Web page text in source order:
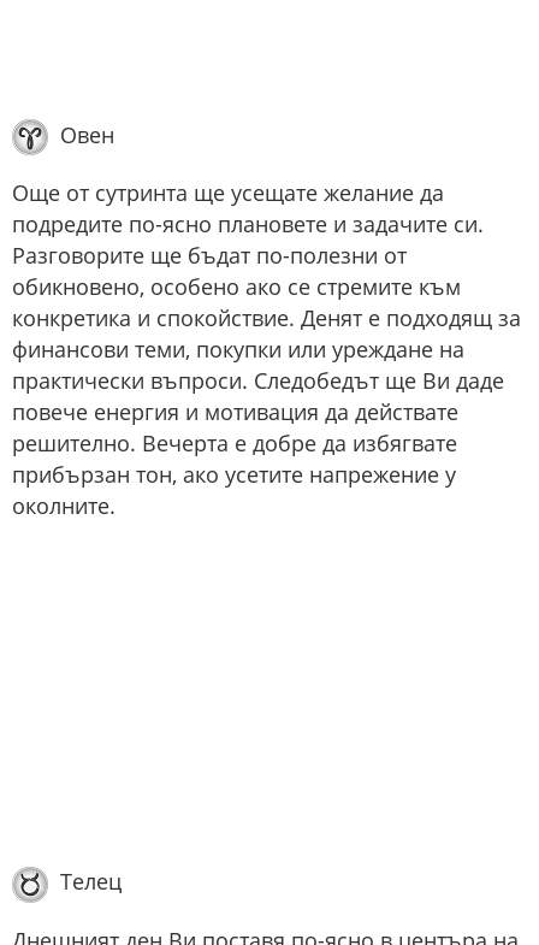
Овен
Още от сутринта ще усещате желание да
подредите по-ясно плановете и задачите си.
Разговорите ще бъдат по-полезни от
обикновено, особено ако се стремите към
конкретика и спокойствие. Денят е подходящ за
финансови теми, покупки или уреждане на
практически въпроси. Следобедът ще Ви даде
повече енергия и мотивация да действате
решително. Вечерта е добре да избягвате
прибързан тон, ако усетите напрежение у
околните.
Телец